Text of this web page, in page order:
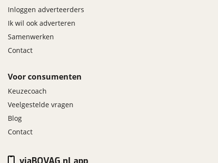
Inloggen adverteerders
Ik wil ook adverteren
Samenwerken
Contact
Voor consumenten
Keuzecoach
Veelgestelde vragen
Blog
Contact